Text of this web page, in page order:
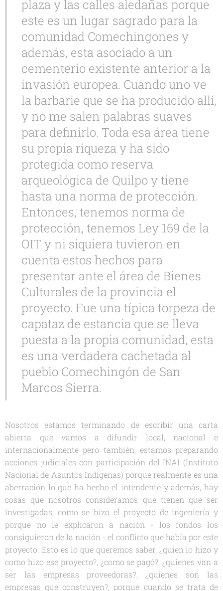
plaza y las calles aledañas porque
este es un lugar sagrado para la
comunidad Comechingones y
además, esta asociado a un
cementerio existente anterior a la
invasión europea. Cuando uno ve
la barbarie que se ha producido allí,
y no me salen palabras suaves
para definirlo. Toda esa área tiene
su propia riqueza y ha sido
protegida como reserva
arqueológica de Quilpo y tiene
hasta una norma de protección.
Entonces, tenemos norma de
protección, tenemos Ley 169 de la
OIT y ni siquiera tuvieron en
cuenta estos hechos para
presentar ante el área de Bienes
Culturales de la provincia el
proyecto. Fue una típica torpeza de
capataz de estancia que se lleva
puesta a la propia comunidad, esta
es una verdadera cachetada al
pueblo Comechingón de San
Marcos Sierra.
Nosotros estamos terminando de escribir una carta
abierta que vamos a difundir local, nacional e
internacionalmente pero también, estamos preparando
acciones judiciales con participación del INAI (Instituto
Nacional de Asuntos Indígenas) porque realmente es una
aberración lo que ha hecho el intendente y además, hay
cosas que nosotros consideramos que tienen que ser
investigadas, como se hizo el proyecto de ingeniería y
porque no le explicaron a nación - los fondos los
consiguieron de la nación - el conflicto que había por este
proyecto. Esto es lo que queremos saber, ¿quien lo hizo y
como hizo ese proyecto?, ¿como se pagó?, ¿quienes van a
ser las empresas proveedoras?, ¿quienes son las
empresas que construyen?, porque cuando se trata de